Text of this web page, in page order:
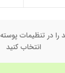
را در تنظیمات
انتخاب کنید